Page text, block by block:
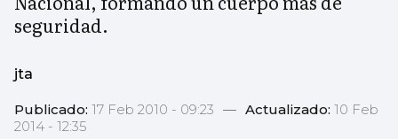
seguridad.
jta
Publicado: 17 Feb 2010 - 09:23 — Actualizado: 10 Feb
2014 - 12:35